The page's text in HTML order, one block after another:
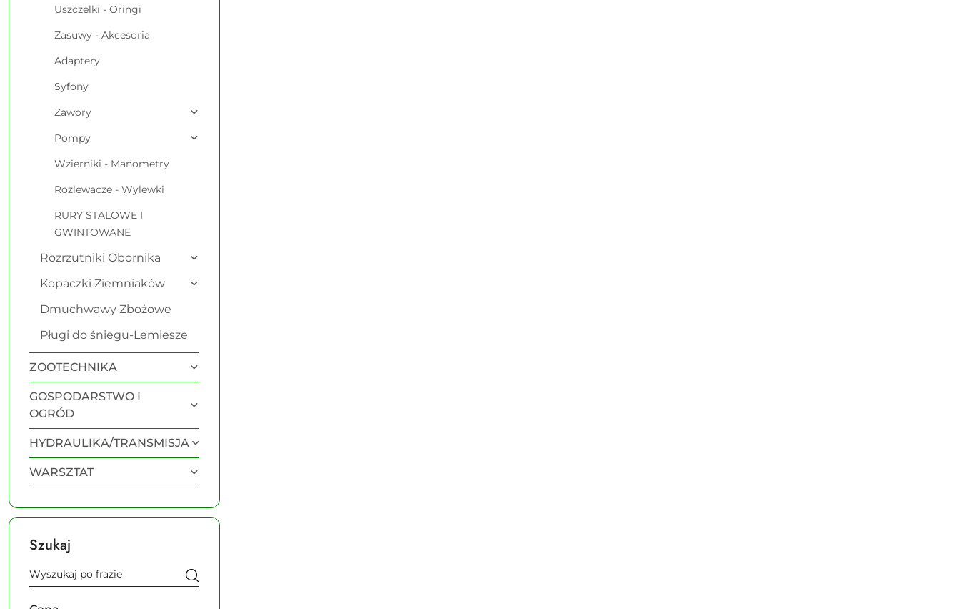
Uszczelki - Oringi
Zasuwy - Akcesoria
Adaptery
Syfony
Zawory
Pompy
Wzierniki - Manometry
Rozlewacze - Wylewki
RURY STALOWE I
GWINTOWANE
Rozrzutniki Obornika
Kopaczki Ziemniaków
Dmuchwawy Zbożowe
Pługi do śniegu-Lemiesze
ZOOTECHNIKA
GOSPODARSTWO I
OGRÓD
HYDRAULIKA/TRANSMISJA
WARSZTAT
Szukaj